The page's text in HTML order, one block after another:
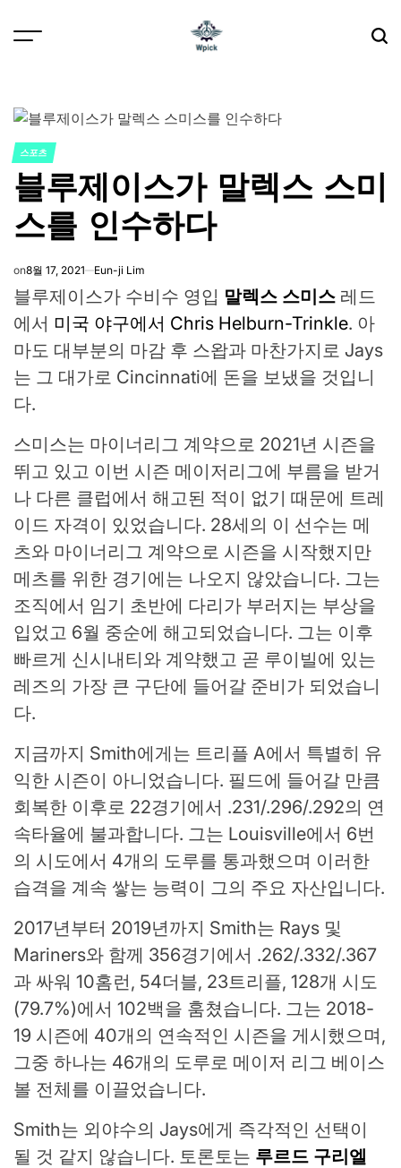
POSTED
IN
스포츠
블루제이스가 말렉스 스미
스를 인수하다
on8월 17, 2021 Eun-ji Lim
블루제이스가 수비수 영입 말렉스 스미스 레드
에서 미국 야구에서 Chris Helburn-Trinkle. 아
마도 대부분의 마감 후 스왑과 마찬가지로 Jays
는 그 대가로 Cincinnati에 돈을 보냈을 것입니
다.
스미스는 마이너리그 계약으로 2021년 시즌을
뛰고 있고 이번 시즌 메이저리그에 부름을 받거
나 다른 클럽에서 해고된 적이 없기 때문에 트레
이드 자격이 있었습니다. 28세의 이 선수는 메
츠와 마이너리그 계약으로 시즌을 시작했지만
메츠를 위한 경기에는 나오지 않았습니다. 그는
조직에서 임기 초반에 다리가 부러지는 부상을
입었고 6월 중순에 해고되었습니다. 그는 이후
빠르게 신시내티와 계약했고 곧 루이빌에 있는
레즈의 가장 큰 구단에 들어갈 준비가 되었습니
다.
지금까지 Smith에게는 트리플 A에서 특별히 유
익한 시즌이 아니었습니다. 필드에 들어갈 만큼
회복한 이후로 22경기에서 .231/.296/.292의 연
속타율에 불과합니다. 그는 Louisville에서 6번
의 시도에서 4개의 도루를 통과했으며 이러한
습격을 계속 쌓는 능력이 그의 주요 자산입니다.
2017년부터 2019년까지 Smith는 Rays 및
Mariners와 함께 356경기에서 .262/.332/.367
과 싸워 10홈런, 54더블, 23트리플, 128개 시도
(79.7%)에서 102백을 훔쳤습니다. 그는 2018-
19 시즌에 40개의 연속적인 시즌을 게시했으며,
그중 하나는 46개의 도루로 메이저 리그 베이스
볼 전체를 이끌었습니다.
Smith는 외야수의 Jays에게 즉각적인 선택이
될 것 같지 않습니다. 토론토는 루르드 구리엘